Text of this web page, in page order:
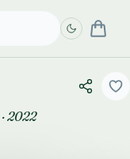
·2022